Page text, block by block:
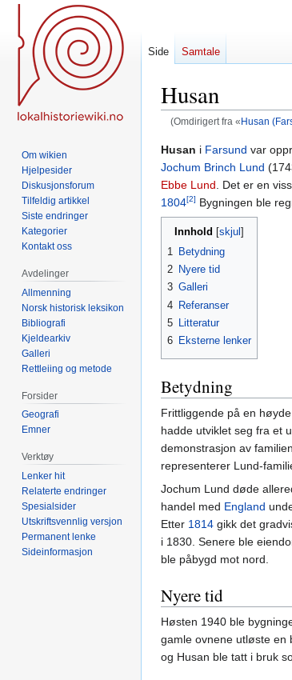
Husan
(Omdirigert fra « Husan
Hopp
til
navigering
Hopp
til
søk
Husan i Farsund var
Jochum Brinch Lund
Ebbe Lund . Det er en
1804[2] Bygningen ble
Innhold
1
Betydning
2 Nyere tid
3 Galleri
4 Referanser
5
Litteratur
6 Eksterne lenker
Betydning
Frittliggende på en
hadde utviklet seg fra et
demonstrasjon av
representerer Lund-
Jochum Lund døde
handel med England
Etter 1814 gikk det
i 1830. Senere ble
ble påbygd mot nord.
Nyere tid
Høsten 1940 ble
gamle ovnene utløste en
og Husan ble tatt i bruk
Side Samtale
Om wikien
Hjelpesider
Diskusjonsforum
Tilfeldig artikkel
Siste endringer
Kategorier
Kontakt oss
Avdelinger
Allmenning
Norsk historisk leksikon
Bibliografi
Kjeldearkiv
Galleri
Rettleiing og metode
Forsider
Geografi
Emner
Verktøy
Lenker hit
Relaterte endringer
Spesialsider
Utskriftsvennlig versjon
Permanent lenke
Sideinformasjon